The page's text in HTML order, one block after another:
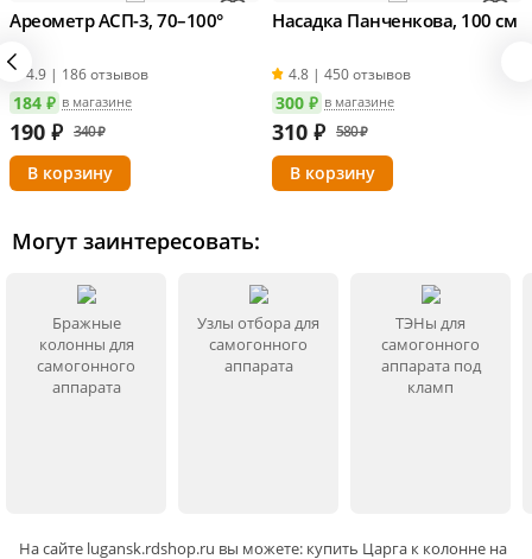
Ареометр АСП-3, 70–100°
4.9 | 186 отзывов
184 ₽ в магазине
190 ₽ 340 ₽
Насадка Панченкова, 100 см
4.8 | 450 отзывов
300 ₽ в магазине
310 ₽ 580 ₽
Могут заинтересовать:
Бражные
колонны для
самогонного
аппарата
Узлы отбора для
самогонного
аппарата
ТЭНы для
самогонного
аппарата под
кламп
На сайте lugansk.rdshop.ru вы можете: купить Царга к колонне на